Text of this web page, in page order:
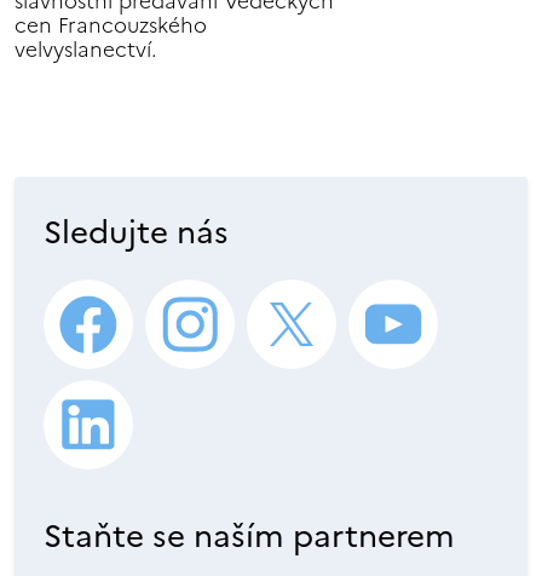
cen Francouzského
velvyslanectví.
Sledujte nás
Staňte se naším partnerem